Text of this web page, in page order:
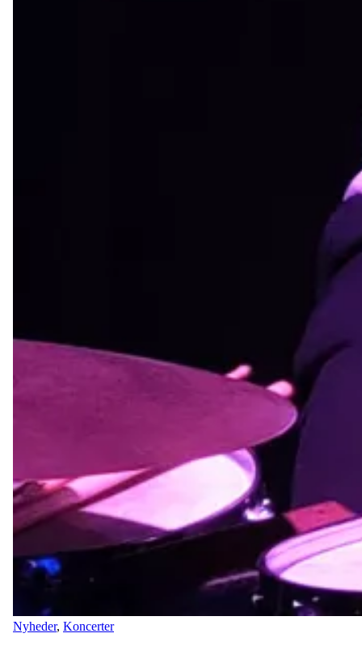
Nyheder, Koncerter